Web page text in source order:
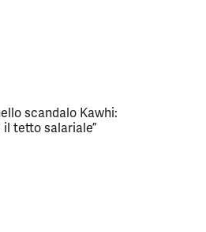
scandalo Kawhi:
il tetto salariale”